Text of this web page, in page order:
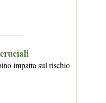
impatta sul rischio